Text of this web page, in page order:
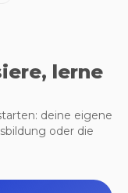
lerne
deine eigene
oder die